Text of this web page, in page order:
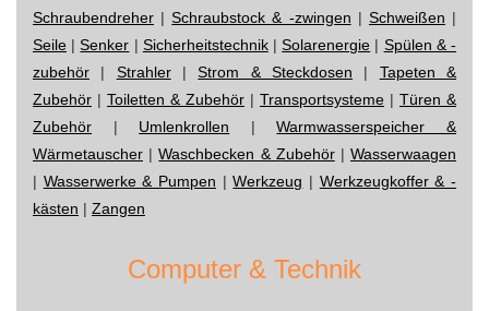
Schraubendreher |Schraubstock & -zwingen | Schweißen |
Seile |Senker | Sicherheitstechnik|Solarenergie | Spülen & -
zubehör | Strahler|Strom & Steckdosen | Tapeten &
Zubehör | Toiletten & Zubehör | Transportsysteme | Türen &
Zubehör | Umlenkrollen |Warmwasserspeicher &
Wärmetauscher |Waschbecken & Zubehör|Wasserwaagen
| Wasserwerke & Pumpen |Werkzeug | Werkzeugkoffer & -
kästen | Zangen
Computer & Technik